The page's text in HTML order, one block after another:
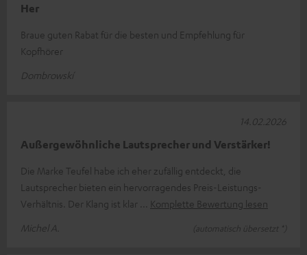
Her
Braue guten Rabat für die besten und Empfehlung für
Kopfhörer
Dombrowskí
Außergewöhnliche Lautsprecher und Verstärker!
Die Marke Teufel habe ich eher zufällig entdeckt, die
Lautsprecher bieten ein hervorragendes Preis-Leistungs-
Verhältnis. Der Klang ist klar
Komplette Bewertung lesen
Michel A.
(automatisch übersetzt *)
14.02.2026